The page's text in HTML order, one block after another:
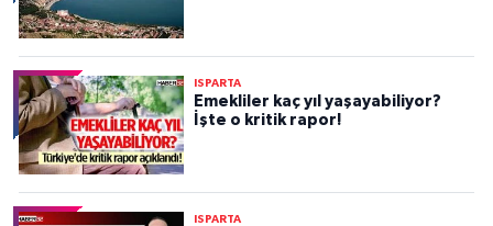
ISPARTA
Emekliler kaç yıl yaşayabiliyor?
İşte o kritik rapor!
ISPARTA